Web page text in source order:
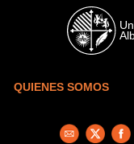
Skip to main content
QUIENES SOMOS